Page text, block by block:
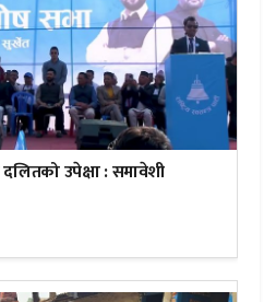
उपेक्षा : समावेशी